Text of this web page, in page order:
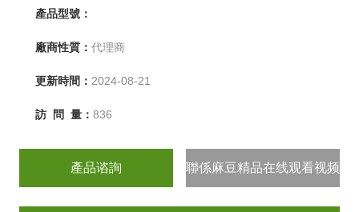
產品型號：
廠商性質： 代理商
更新時間： 2024-08-21
訪 問 量： 836
產品谘詢 聯係麻豆精品在线观看视频